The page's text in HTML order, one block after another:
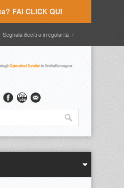
FAI CLICK QUI
Segnala illeciti o irregolarità